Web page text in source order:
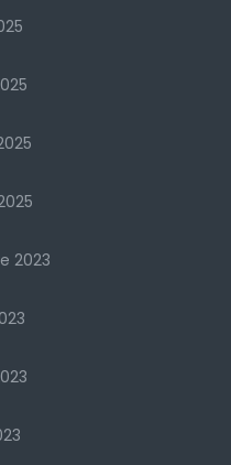
2023